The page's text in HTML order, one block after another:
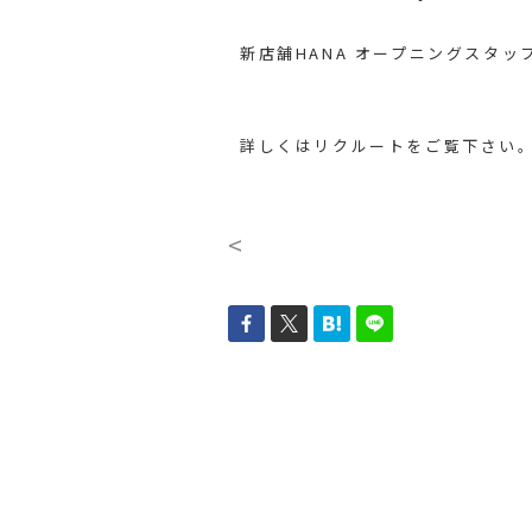
新店舗HANA オープニングスタッ
詳しくはリクルートをご覧下さい。
<